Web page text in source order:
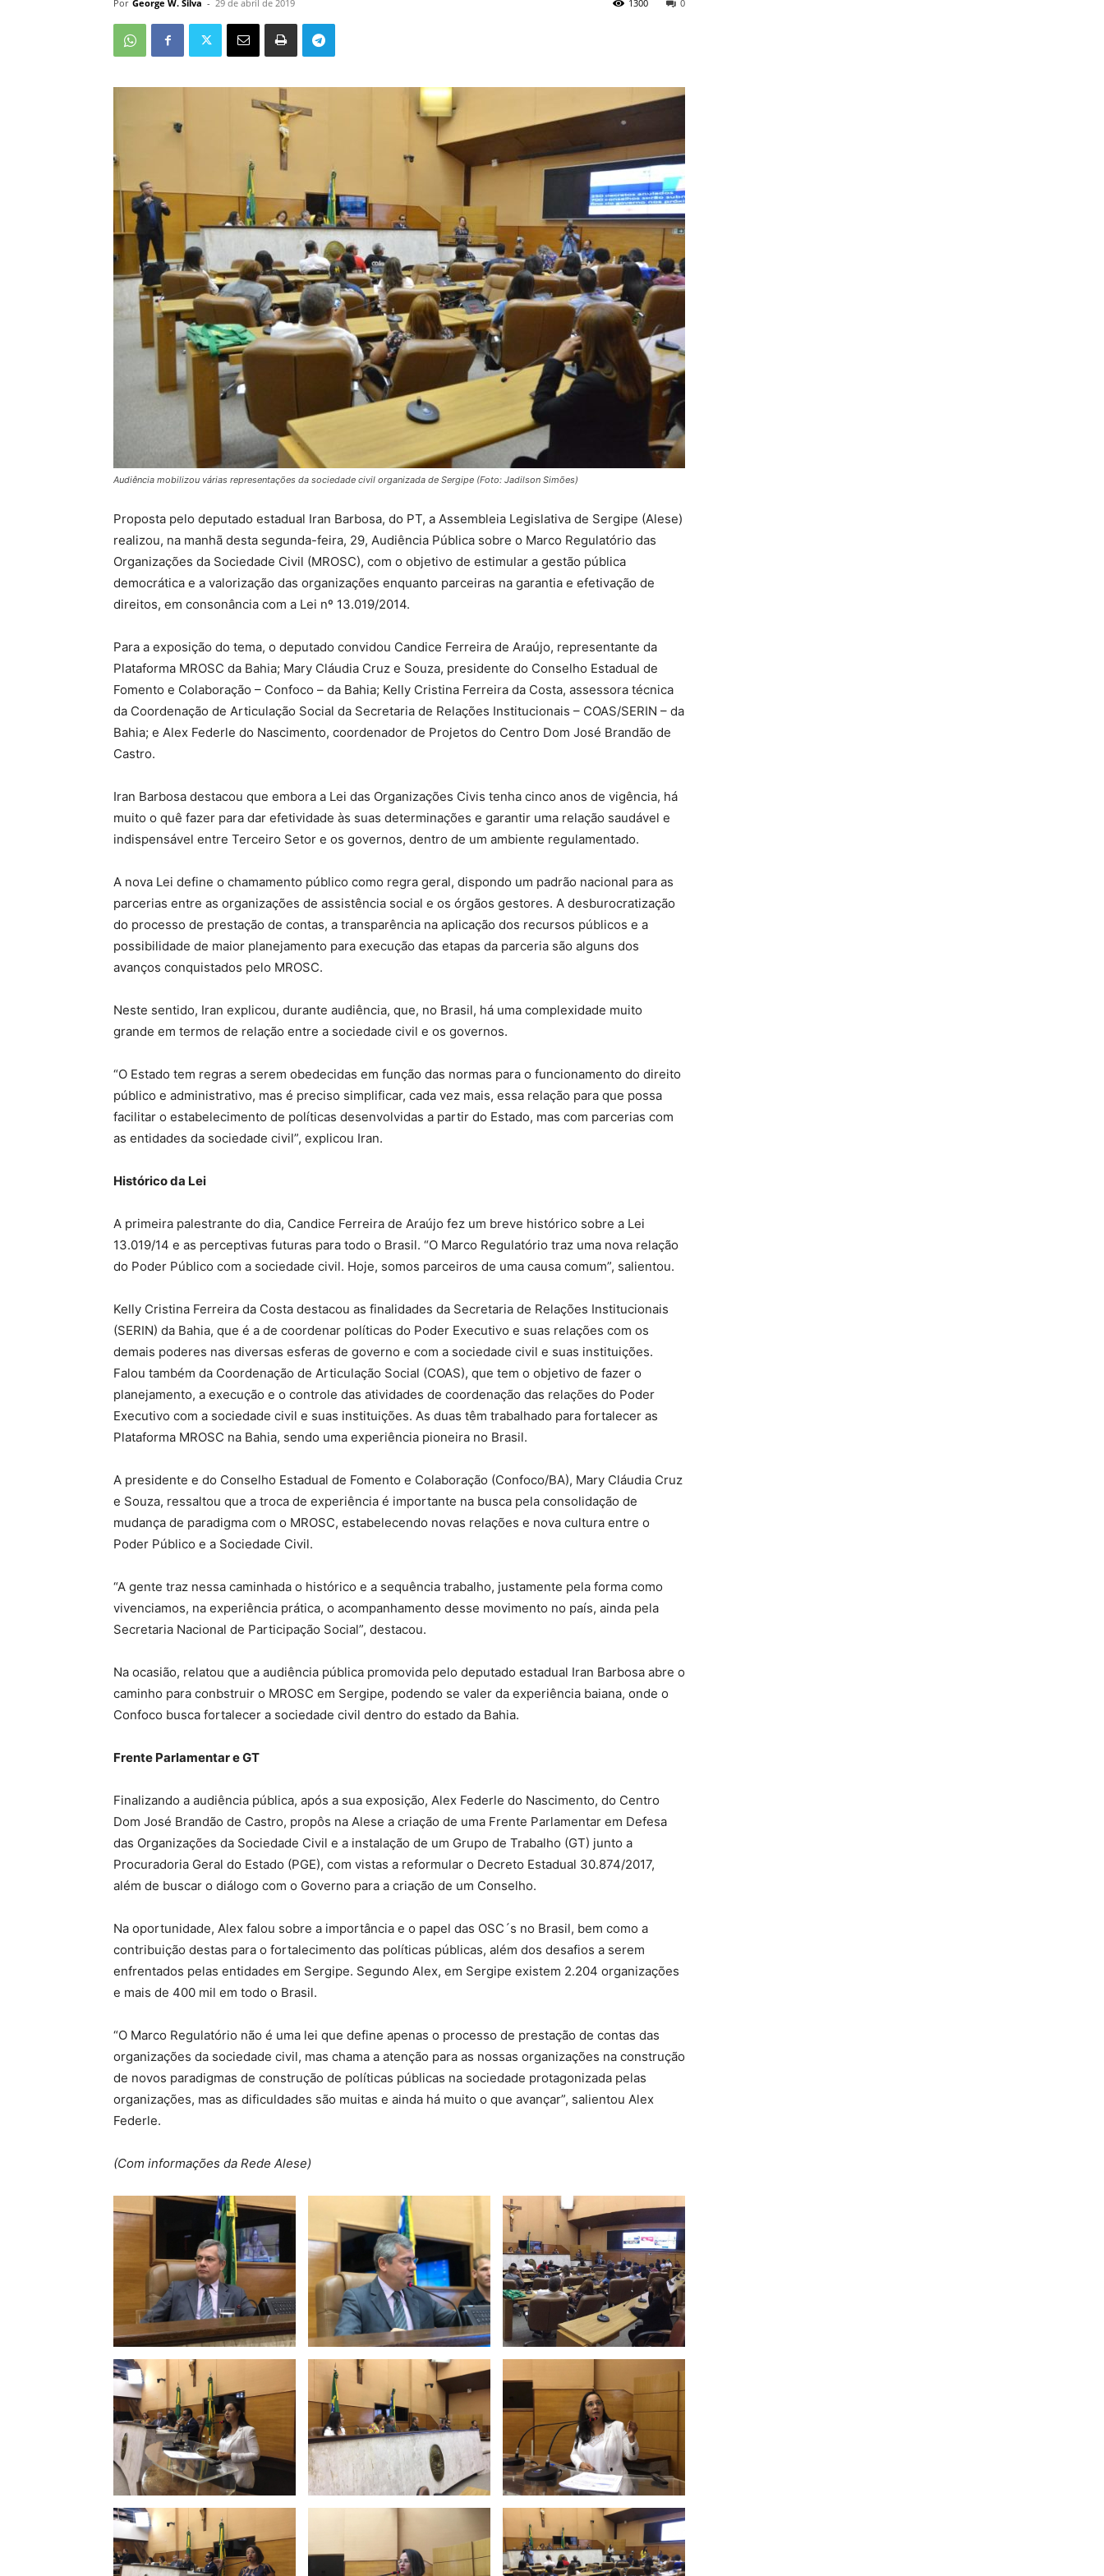
Por George W. Silva - 29 de abril de 2019 0
1300
Audiência mobilizou várias representações da sociedade civil organizada de Sergipe (Foto: Jadilson Simões)
Proposta pelo deputado estadual Iran Barbosa, do PT, a Assembleia Legislativa de Sergipe (Alese)
realizou, na manhã desta segunda-feira, 29, Audiência Pública sobre o Marco Regulatório das
Organizações da Sociedade Civil (MROSC), com o objetivo de estimular a gestão pública
democrática e a valorização das organizações enquanto parceiras na garantia e efetivação de
direitos, em consonância com a Lei nº 13.019/2014.
Para a exposição do tema, o deputado convidou Candice Ferreira de Araújo, representante da
Plataforma MROSC da Bahia; Mary Cláudia Cruz e Souza, presidente do Conselho Estadual de
Fomento e Colaboração – Confoco – da Bahia; Kelly Cristina Ferreira da Costa, assessora técnica
da Coordenação de Articulação Social da Secretaria de Relações Institucionais – COAS/SERIN – da
Bahia; e Alex Federle do Nascimento, coordenador de Projetos do Centro Dom José Brandão de
Castro.
Iran Barbosa destacou que embora a Lei das Organizações Civis tenha cinco anos de vigência, há
muito o quê fazer para dar efetividade às suas determinações e garantir uma relação saudável e
indispensável entre Terceiro Setor e os governos, dentro de um ambiente regulamentado.
A nova Lei define o chamamento público como regra geral, dispondo um padrão nacional para as
parcerias entre as organizações de assistência social e os órgãos gestores. A desburocratização
do processo de prestação de contas, a transparência na aplicação dos recursos públicos e a
possibilidade de maior planejamento para execução das etapas da parceria são alguns dos
avanços conquistados pelo MROSC.
Neste sentido, Iran explicou, durante audiência, que, no Brasil, há uma complexidade muito
grande em termos de relação entre a sociedade civil e os governos.
“O Estado tem regras a serem obedecidas em função das normas para o funcionamento do direito
público e administrativo, mas é preciso simplificar, cada vez mais, essa relação para que possa
facilitar o estabelecimento de políticas desenvolvidas a partir do Estado, mas com parcerias com
as entidades da sociedade civil”, explicou Iran.
Histórico da Lei
A primeira palestrante do dia, Candice Ferreira de Araújo fez um breve histórico sobre a Lei
13.019/14 e as perceptivas futuras para todo o Brasil. “O Marco Regulatório traz uma nova relação
do Poder Público com a sociedade civil. Hoje, somos parceiros de uma causa comum”, salientou.
Kelly Cristina Ferreira da Costa destacou as finalidades da Secretaria de Relações Institucionais
(SERIN) da Bahia, que é a de coordenar políticas do Poder Executivo e suas relações com os
demais poderes nas diversas esferas de governo e com a sociedade civil e suas instituições.
Falou também da Coordenação de Articulação Social (COAS), que tem o objetivo de fazer o
planejamento, a execução e o controle das atividades de coordenação das relações do Poder
Executivo com a sociedade civil e suas instituições. As duas têm trabalhado para fortalecer as
Plataforma MROSC na Bahia, sendo uma experiência pioneira no Brasil.
A presidente e do Conselho Estadual de Fomento e Colaboração (Confoco/BA), Mary Cláudia Cruz
e Souza, ressaltou que a troca de experiência é importante na busca pela consolidação de
mudança de paradigma com o MROSC, estabelecendo novas relações e nova cultura entre o
Poder Público e a Sociedade Civil.
“A gente traz nessa caminhada o histórico e a sequência trabalho, justamente pela forma como
vivenciamos, na experiência prática, o acompanhamento desse movimento no país, ainda pela
Secretaria Nacional de Participação Social”, destacou.
Na ocasião, relatou que a audiência pública promovida pelo deputado estadual Iran Barbosa abre o
caminho para conbstruir o MROSC em Sergipe, podendo se valer da experiência baiana, onde o
Confoco busca fortalecer a sociedade civil dentro do estado da Bahia.
Frente Parlamentar e GT
Finalizando a audiência pública, após a sua exposição, Alex Federle do Nascimento, do Centro
Dom José Brandão de Castro, propôs na Alese a criação de uma Frente Parlamentar em Defesa
das Organizações da Sociedade Civil e a instalação de um Grupo de Trabalho (GT) junto a
Procuradoria Geral do Estado (PGE), com vistas a reformular o Decreto Estadual 30.874/2017,
além de buscar o diálogo com o Governo para a criação de um Conselho.
Na oportunidade, Alex falou sobre a importância e o papel das OSC´s no Brasil, bem como a
contribuição destas para o fortalecimento das políticas públicas, além dos desafios a serem
enfrentados pelas entidades em Sergipe. Segundo Alex, em Sergipe existem 2.204 organizações
e mais de 400 mil em todo o Brasil.
“O Marco Regulatório não é uma lei que define apenas o processo de prestação de contas das
organizações da sociedade civil, mas chama a atenção para as nossas organizações na construção
de novos paradigmas de construção de políticas públicas na sociedade protagonizada pelas
organizações, mas as dificuldades são muitas e ainda há muito o que avançar”, salientou Alex
Federle.
(Com informações da Rede Alese)